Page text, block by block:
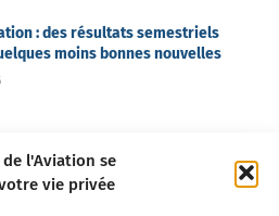
de l'Aviation se
vie privée
: des résultats semestriels
moins bonnes nouvelles